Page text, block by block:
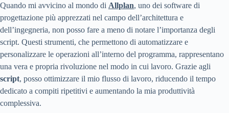
Quando mi avvicino al mondo di Allplan, uno dei software di
progettazione più apprezzati nel campo dell’architettura e
dell’ingegneria, non posso fare a meno di notare l’importanza degli
script. Questi strumenti, che permettono di automatizzare e
personalizzare le operazioni all’interno del programma, rappresentano
una vera e propria rivoluzione nel modo in cui lavoro. Grazie agli
script, posso ottimizzare il mio flusso di lavoro, riducendo il tempo
dedicato a compiti ripetitivi e aumentando la mia produttività
complessiva.